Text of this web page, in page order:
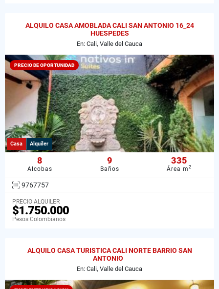
ALQUILO CASA AMOBLADA CALI SAN ANTONIO 16_24
HUESPEDES
En: Cali, Valle del Cauca
PRECIO DE OPORTUNIDAD
Casa Alquiler
8
Alcobas
9
Baños
335
Área m2
9767757
PRECIO ALQUILER
$1.750.000
Pesos Colombianos
ALQUILO CASA TURISTICA CALI NORTE BARRIO SAN
ANTONIO
En: Cali, Valle del Cauca